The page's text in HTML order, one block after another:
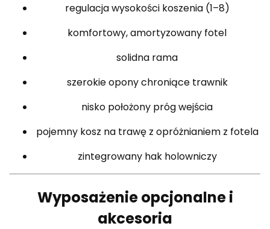
regulacja wysokości koszenia (1–8)
komfortowy, amortyzowany fotel
solidna rama
szerokie opony chroniące trawnik
nisko położony próg wejścia
pojemny kosz na trawę z opróżnianiem z fotela
zintegrowany hak holowniczy
Wyposażenie opcjonalne i
akcesoria